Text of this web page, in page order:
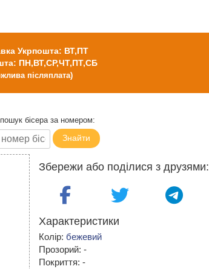
Укрпошта: ВТ,ПТ
ПН,ВТ,СР,ЧТ,ПТ,СБ
післяплата)
бісера за номером:
Знайти
Збережи або поділися з друзями:
Характеристики
Колір: бежевий
Прозорий: -
Покриття: -